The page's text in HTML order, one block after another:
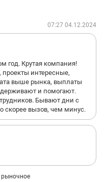
07:27 04.12.2024
год. Крутая компания!
интересные,
выше рынка, выплаты
и помогают.
Бывают дни с
скорее вызов, чем минус.
рыночное